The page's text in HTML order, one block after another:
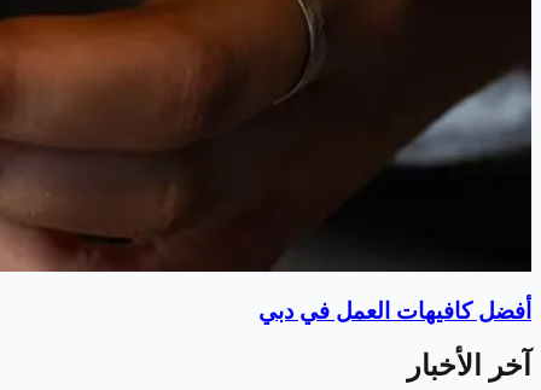
أفضل كافيهات العمل في دبي
آخر الأخبار